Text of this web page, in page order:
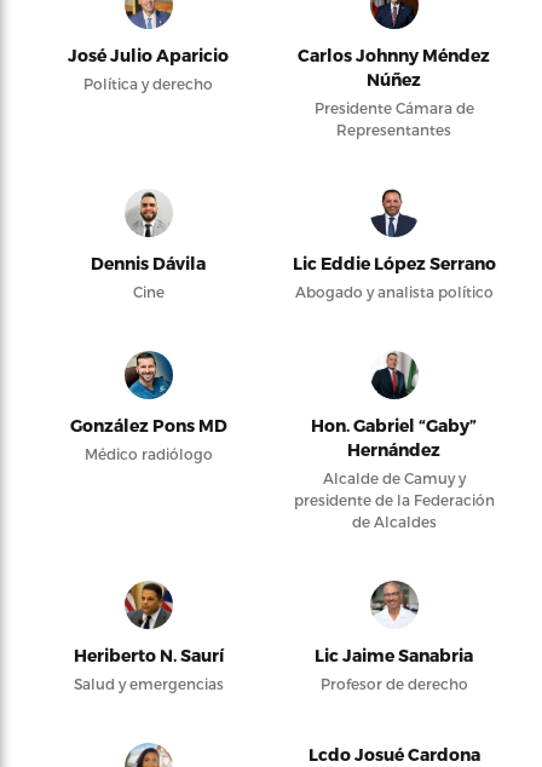
José Julio Aparicio
Política y derecho
Carlos Johnny Méndez
Núñez
Presidente Cámara de
Representantes
Dennis Dávila
Cine
Lic Eddie López Serrano
Abogado y analista político
González Pons MD
Médico radiólogo
Hon. Gabriel “Gaby”
Hernández
Alcalde de Camuy y
presidente de la Federación
de Alcaldes
Heriberto N. Saurí
Salud y emergencias
Lic Jaime Sanabria
Profesor de derecho
Lcdo Josué Cardona